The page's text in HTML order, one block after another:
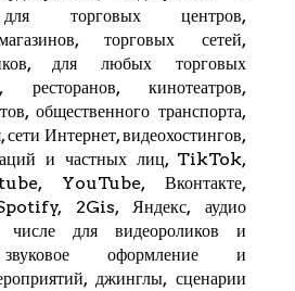
для торговых центров,
торговых сетей,
для любых торговых
ресторанов, кинотеатров,
общественного транспорта,
сети Интернет, видеохостингов,
и частных лиц, TikTok,
, YouTube,Вконтакте,
2Gis,Яндекс, аудио
для видеороликов и
звуковое оформление и
джинглы, сценарии